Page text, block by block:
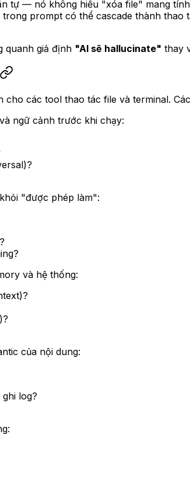
tự — nó không hiểu "xóa file" mang
trong prompt có thể cascade thành
quanh giả định "AI sẽ hallucinate" thay
các tool thao tác file và terminal.
ngữ cảnh trước khi chạy:
"được phép làm":
và hệ thống:
của nội dung:
log?